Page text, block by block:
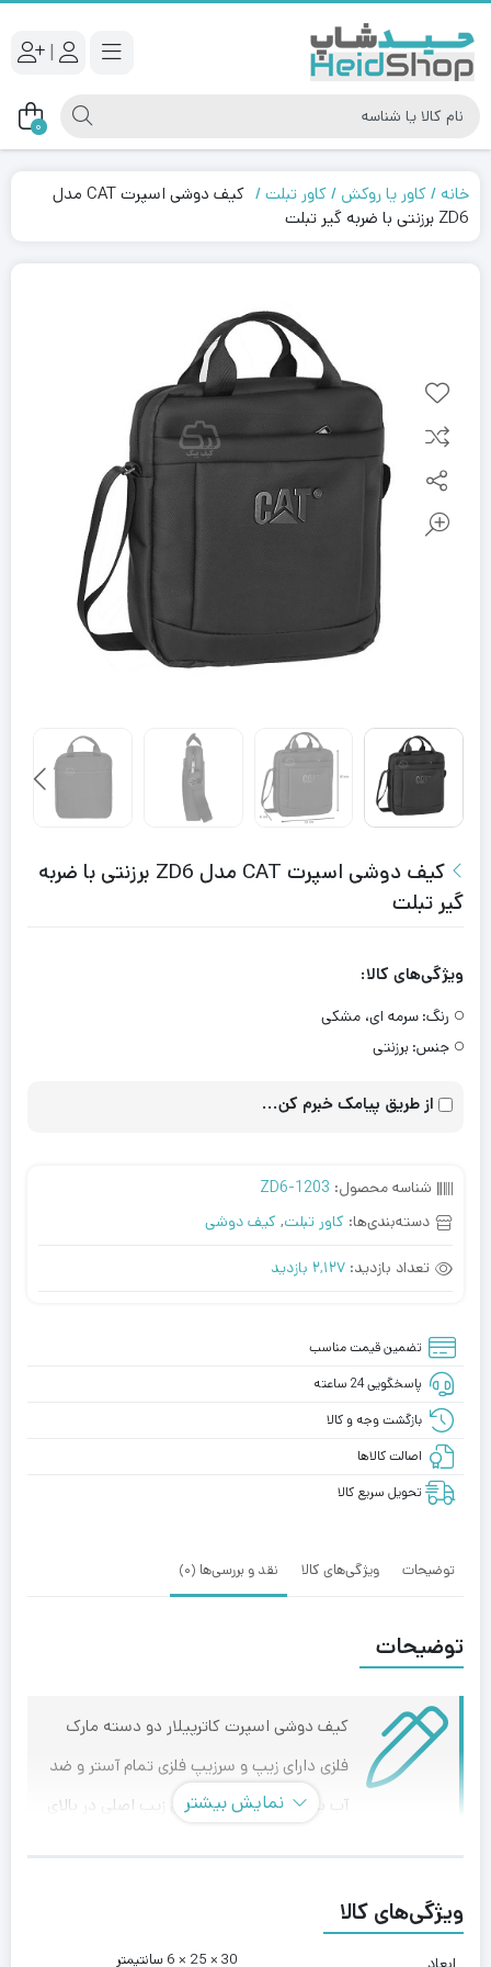
|
0
خانه کاور یا روکش کاور تبلت
کیف دوشی اسپرت CAT مدل
ZD6 برزنتی با ضربه گیر تبلت
کیف دوشی اسپرت CAT مدل ZD6 برزنتی با ضربه
گیر تبلت
ویژگی‌های کالا:
رنگ: سرمه ای، مشکی
جنس: برزنتی
از طریق پیامک خبرم کن...
شناسه محصول: ZD6-1203
دسته‌بندی‌ها: کاور تبلت, کیف دوشی
تعداد بازدید: 2,127 بازدید
تضمین قیمت مناسب
پاسخگویی 24 ساعته
بازگشت وجه و کالا
اصالت کالاها
تحویل سریع کالا
توضیحات ویژگی‌های کالا نقد و بررسی‌ها (0)
توضیحات
کیف دوشی اسپرت کاترپیلار دو دسته مارک
فلزی دارای زیپ و سرزیپ فلزی تمام آستر و ضد
آب با قابلیت شستشو دارای زیپ اصلی در بالای
تنظیم برای روی دوش انداختن در داخل کیف ضربه گیر دو طرفه
نمایش بیشتر
ویژگی‌های کالا
30 × 25 × 6 سانتیمتر